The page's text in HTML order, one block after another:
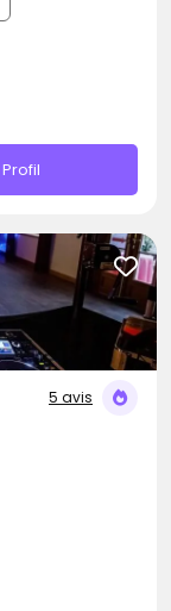
Profil
5 avis